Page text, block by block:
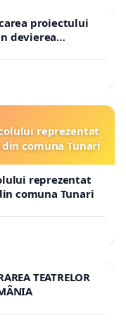
proiectului
devierea
reprezentat
comuna Tunari
reprezentat
comuna Tunari
TEATRELOR